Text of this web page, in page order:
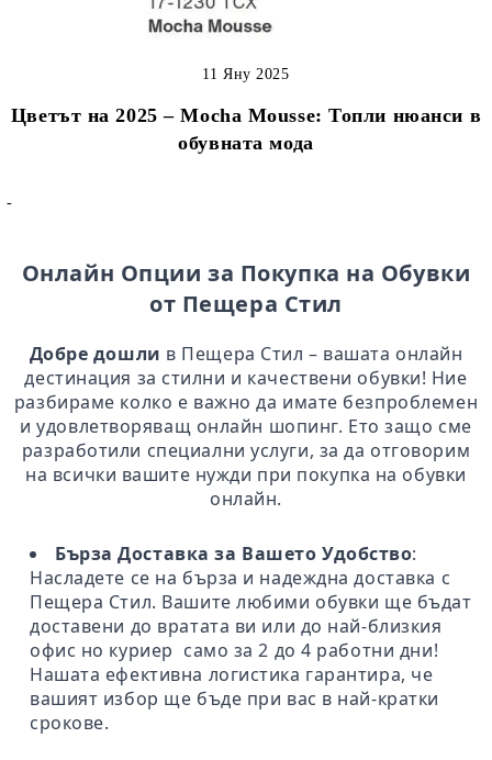
Цветът на 2025 – Mocha Mousse: Топли нюанси в
обувната мода
11 Яну 2025
-
Онлайн Опции за Покупка на Обувки
от Пещера Стил
Добре дошли в Пещера Стил – вашата онлайн
дестинация за стилни и качествени обувки! Ние
разбираме колко е важно да имате безпроблемен
и удовлетворяващ онлайн шопинг. Ето защо сме
разработили специални услуги, за да отговорим
на всички вашите нужди при покупка на обувки
онлайн.
Бърза Доставка за Вашето Удобство:
Насладете се на бърза и надеждна доставка с
Пещера Стил. Вашите любими обувки ще бъдат
доставени до вратата ви или до най-близкия
офис но куриер само за 2 до 4 работни дни!
Нашата ефективна логистика гарантира, че
вашият избор ще бъде при вас в най-кратки
срокове.